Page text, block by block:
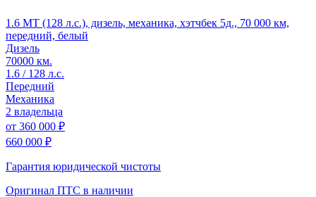
1.6 MT (128 л.с.), дизель, механика, хэтчбек 5д., 70 000 км,
передний, белый
Дизель
70000 км.
1.6 / 128 л.с.
Передний
Механика
2 владельца
от 360 000 ₽
660 000 ₽
Гарантия юридической чистоты
Оригинал ПТС в наличии